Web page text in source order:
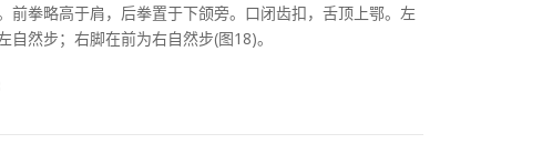
前拳略高于肩，后拳置于下颌旁。口闭齿扣，舌顶上鄂。左
自然步；右脚在前为右自然步(图18)。